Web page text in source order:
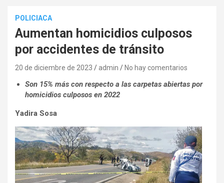
POLICIACA
Aumentan homicidios culposos
por accidentes de tránsito
20 de diciembre de 2023 admin No hay comentarios
Son 15% más con respecto a las carpetas abiertas por
homicidios culposos en 2022
Yadira Sosa